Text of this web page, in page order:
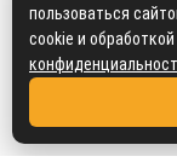
пользоваться
cookie и